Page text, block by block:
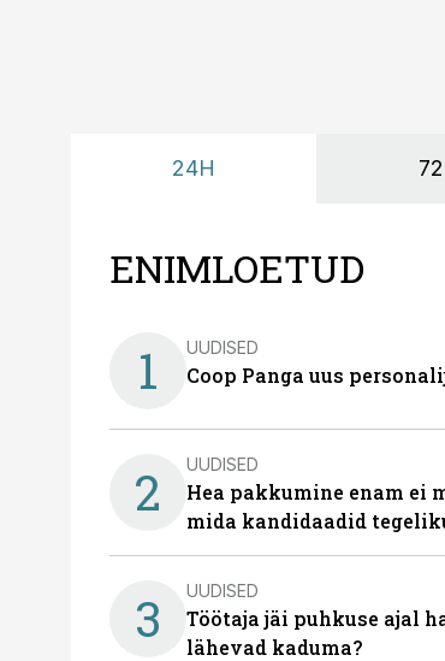
24H
ENIMLOETUD
1 UUDISED
Coop Panga uus
2 UUDISED
Hea pakkumine enam ei
mida kandidaadid
3 UUDISED
Töötaja jäi puhkuse ajal
lähevad kaduma?